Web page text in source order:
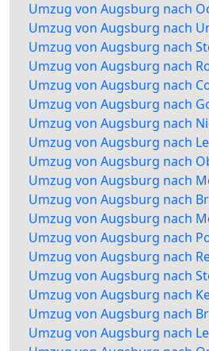
Umzug von Augsburg nach
Umzug von Augsburg nach
Umzug von Augsburg nach
Umzug von Augsburg nach
Umzug von Augsburg nach
Umzug von Augsburg nach
Umzug von Augsburg nach
Umzug von Augsburg nach
Umzug von Augsburg nach
Umzug von Augsburg nach
Umzug von Augsburg nach
Umzug von Augsburg nach
Umzug von Augsburg nach
Umzug von Augsburg nach
Umzug von Augsburg nach
Umzug von Augsburg nach
Umzug von Augsburg nach
Umzug von Augsburg nach